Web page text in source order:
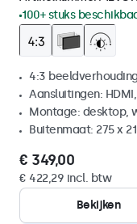
100+ stuks
4:3 beeldverhouding
Aansluitingen:
Montage: desktop,
Buitenmaat: 275 x
€ 349,00
€ 422,29 incl. btw
Bekijken